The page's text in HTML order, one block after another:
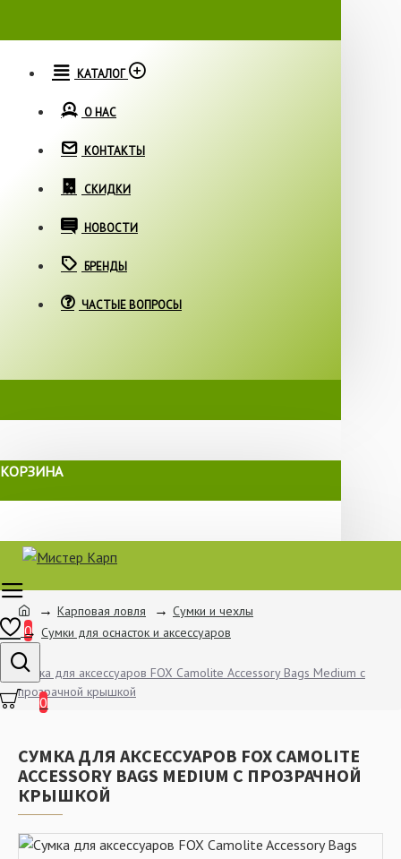
КАТАЛОГ
О НАС
КОНТАКТЫ
СКИДКИ
НОВОСТИ
БРЕНДЫ
ЧАСТЫЕ ВОПРОСЫ
КОРЗИНА
0
0
Карповая ловля
Сумки и чехлы
Сумки для оснасток и аксессуаров
Сумка для аксессуаров FOX Camolite Accessory Bags Medium с
прозрачной крышкой
СУМКА ДЛЯ АКСЕССУАРОВ FOX CAMOLITE
ACCESSORY BAGS MEDIUM С ПРОЗРАЧНОЙ
КРЫШКОЙ